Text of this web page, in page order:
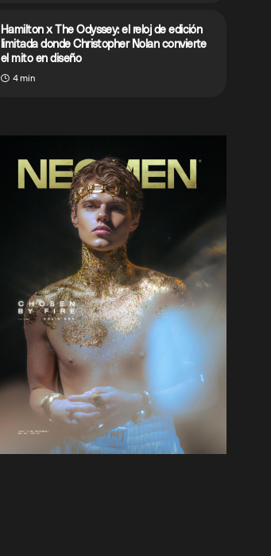
Hamilton x The Odyssey: el reloj de edición
limitada donde Christopher Nolan convierte
el mito en diseño
4 min